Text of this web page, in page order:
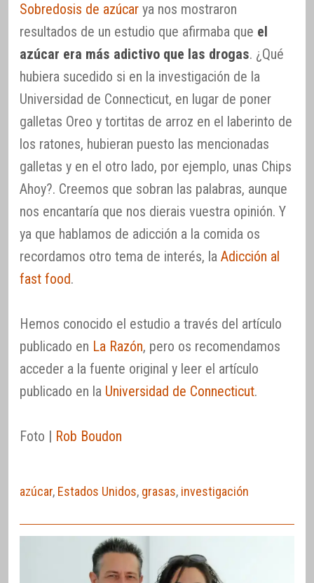
Sobredosis de azúcar ya nos mostraron
resultados de un estudio que afirmaba que el
azúcar era más adictivo que las drogas. ¿Qué
hubiera sucedido si en la investigación de la
Universidad de Connecticut, en lugar de poner
galletas Oreo y tortitas de arroz en el laberinto de
los ratones, hubieran puesto las mencionadas
galletas y en el otro lado, por ejemplo, unas Chips
Ahoy?. Creemos que sobran las palabras, aunque
nos encantaría que nos dierais vuestra opinión. Y
ya que hablamos de adicción a la comida os
recordamos otro tema de interés, la Adicción al
fast food.
Hemos conocido el estudio a través del artículo
publicado en La Razón, pero os recomendamos
acceder a la fuente original y leer el artículo
publicado en la Universidad de Connecticut.
Foto | Rob Boudon
azúcar, Estados Unidos, grasas, investigación